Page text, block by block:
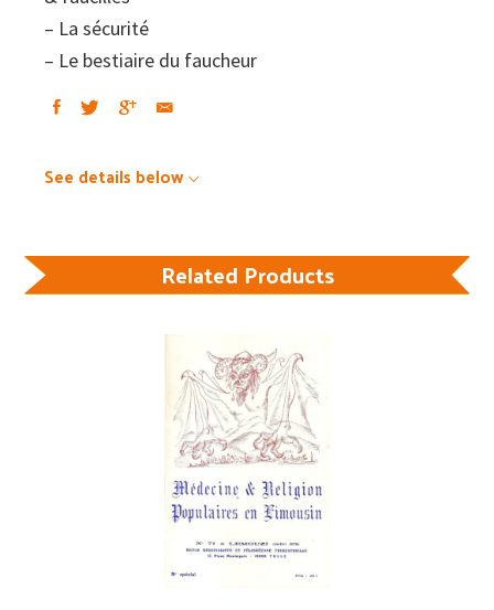
– La sécurité
– Le bestiaire du faucheur
See details below
Related Products